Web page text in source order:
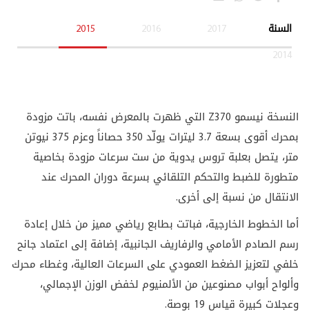
السنة 2017
2016
2015
2014
النسخة نيسمو 370 Z التي ظهرت بالمعرض نفسه، باتت مزودة
بمحرك أقوى بسعة 3.7 ليترات يولّد 350 حصاناً وعزم 375 نيوتن
متر، يتصل بعلبة تروس يدوية من ست سرعات مزودة بخاصية
متطورة للضبط والتحكم التلقائي بسرعة دوران المحرك عند
الانتقال من نسبة إلى أخرى.
أما الخطوط الخارجية، فباتت بطابع رياضي مميز من خلال إعادة
رسم الصادم الأمامي والرفاريف الجانبية، إضافة إلى اعتماد جانح
خلفي لتعزيز الضغط العمودي على السرعات العالية، وغطاء محرك
وألواح أبواب مصنوعين من الألمنيوم لخفض الوزن الإجمالي،
وعجلات كبيرة قياس 19 بوصة.